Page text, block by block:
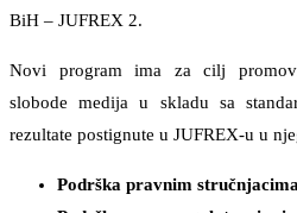
BiH – JUFREX 2.
Novi program ima za cilj
slobode medija u skladu sa
rezultate postignute u JUFREX-u u
Podrška pravnim